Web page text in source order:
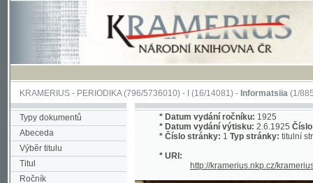
KRAMERIUS-PERIODIKA(796/5736010) -I(16/14081) -Informatsiia(1/885)
Typy dokumentů
Abeceda
Výběr titulu
Titul
Ročník
Výtisk
Datum vydání výtisku:2.6.1925Číslo
Číslo stránky:1Typ stránky: titulní strana
http://kramerius.nkp.cz/kramerius/